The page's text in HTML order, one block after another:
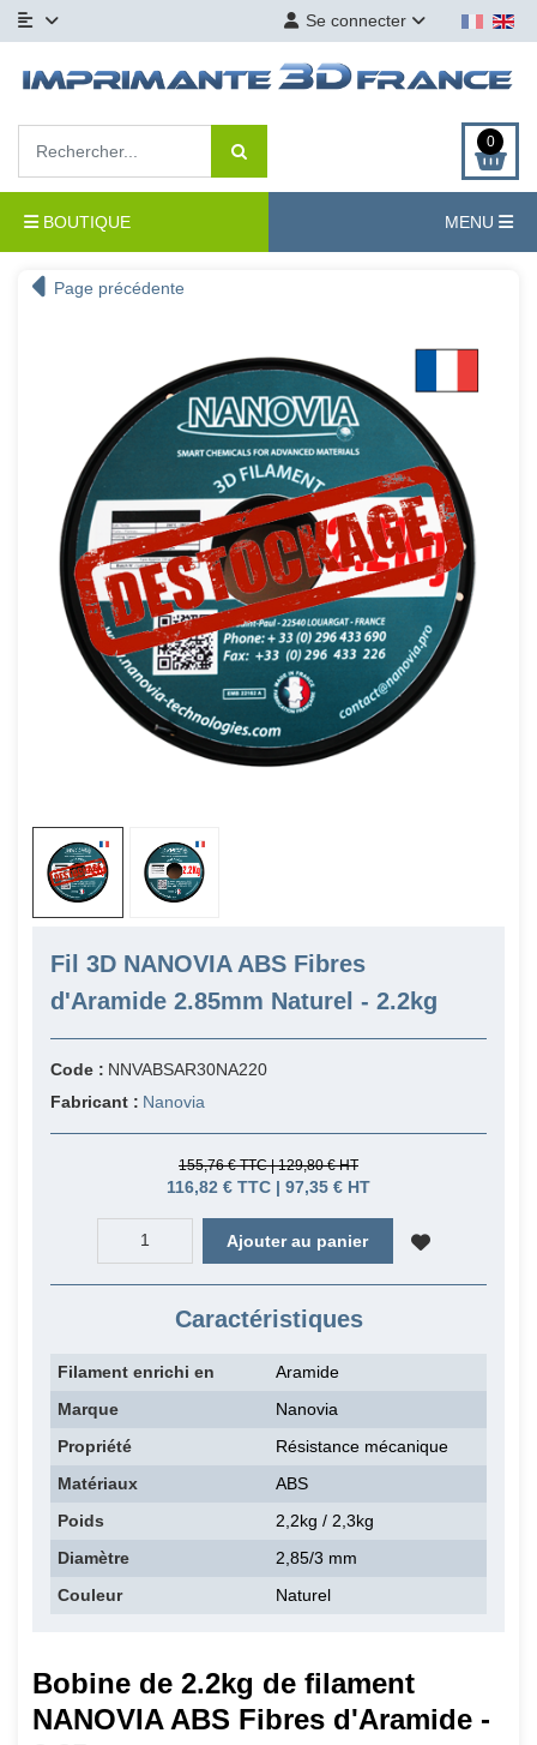
Se connecter
0
BOUTIQUE MENU
Page précédente
Fil 3D NANOVIA ABS Fibres
d'Aramide 2.85mm Naturel - 2.2kg
Code : NNVABSAR30NA220
Fabricant : Nanovia
155,76 € TTC | 129,80 € HT
116,82 € TTC | 97,35 € HT
Ajouter au panier
Caractéristiques
Filament enrichi en
Aramide
Marque
Nanovia
Propriété
Résistance mécanique
Matériaux
ABS
Poids
2,2kg / 2,3kg
Diamètre
2,85/3 mm
Couleur
Naturel
Bobine de 2.2kg de filament
NANOVIA ABS Fibres d'Aramide -